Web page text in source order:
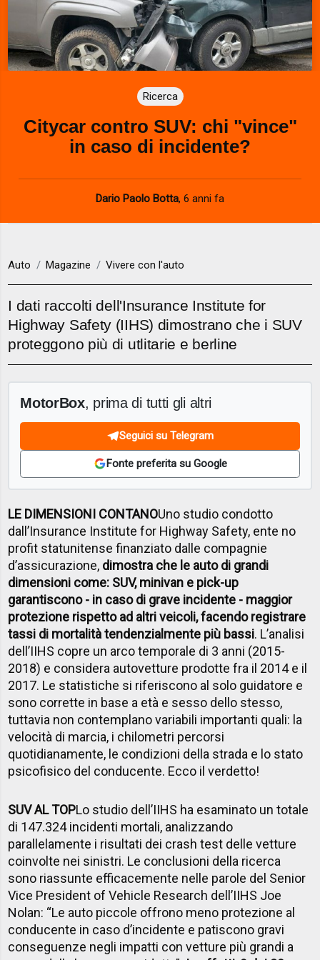
Ricerca
Citycar contro SUV: chi "vince"
in caso di incidente?
Dario Paolo Botta, 6 anni fa
Auto Magazine Vivere con l'auto
I dati raccolti dell'Insurance Institute for
Highway Safety (IIHS) dimostrano che i SUV
proteggono più di utlitarie e berline
MotorBox, prima di tutti gli altri
Seguici su Telegram
Fonte preferita su Google
LE DIMENSIONI CONTANOUno studio condotto
dall’Insurance Institute for Highway Safety, ente no
profit statunitense finanziato dalle compagnie
d’assicurazione, dimostra che le auto di grandi
dimensioni come: SUV, minivan e pick-up
garantiscono - in caso di grave incidente - maggior
protezione rispetto ad altri veicoli, facendo registrare
tassi di mortalità tendenzialmente più bassi. L’analisi
dell’IIHS copre un arco temporale di 3 anni (2015-
2018) e considera autovetture prodotte fra il 2014 e il
2017. Le statistiche si riferiscono al solo guidatore e
sono corrette in base a età e sesso dello stesso,
tuttavia non contemplano variabili importanti quali: la
velocità di marcia, i chilometri percorsi
quotidianamente, le condizioni della strada e lo stato
psicofisico del conducente. Ecco il verdetto!
SUV AL TOPLo studio dell’IIHS ha esaminato un totale
di 147.324 incidenti mortali, analizzando
parallelamente i risultati dei crash test delle vetture
coinvolte nei sinistri. Le conclusioni della ricerca
sono riassunte efficacemente nelle parole del Senior
Vice President of Vehicle Research dell’IIHS Joe
Nolan: “Le auto piccole offrono meno protezione al
conducente in caso d’incidente e patiscono gravi
conseguenze negli impatti con vetture più grandi a